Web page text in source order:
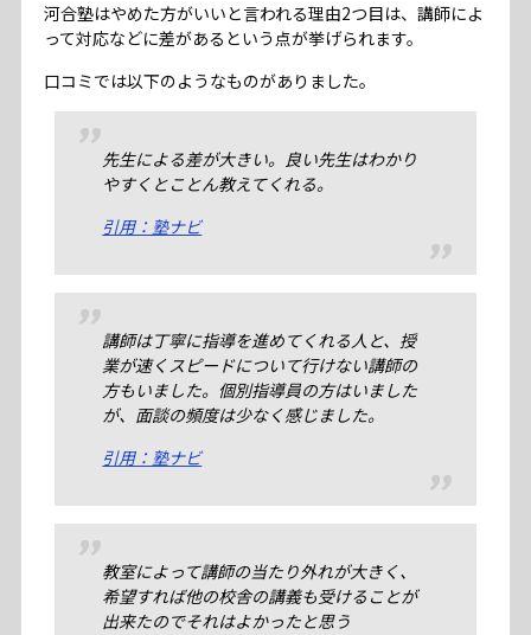
河合塾はやめた方がいいと言われる理由2つ目は、講師によ
って対応などに差があるという点が挙げられます。
口コミでは以下のようなものがありました。
先生による差が大きい。良い先生はわかり
やすくとことん教えてくれる。
引用：塾ナビ
講師は丁寧に指導を進めてくれる人と、授
業が速くスピードについて行けない講師の
方もいました。個別指導員の方はいました
が、面談の頻度は少なく感じました。
引用：塾ナビ
教室によって講師の当たり外れが大きく、
希望すれば他の校舎の講義も受けることが
出来たのでそれはよかったと思う